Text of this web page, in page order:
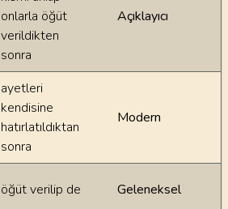
onlarla öğüt
verildikten
sonra
Açıklayıcı
ayetleri
kendisine
hatırlatıldıktan
sonra
Modern
öğüt verilip de Geleneksel